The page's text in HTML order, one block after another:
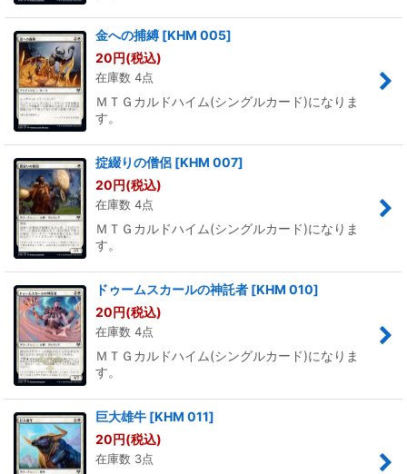
金への捕縛 [KHM 005]
20円(税込)
在庫数 4点
ＭＴＧカルドハイム(シングルカード)になりま
す。
掟綴りの僧侶 [KHM 007]
20円(税込)
在庫数 4点
ＭＴＧカルドハイム(シングルカード)になりま
す。
ドゥームスカールの神託者 [KHM 010]
20円(税込)
在庫数 4点
ＭＴＧカルドハイム(シングルカード)になりま
す。
巨大雄牛 [KHM 011]
20円(税込)
在庫数 3点